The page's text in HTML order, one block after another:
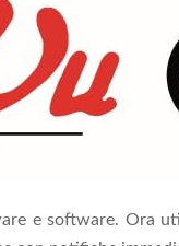
e software. Ora